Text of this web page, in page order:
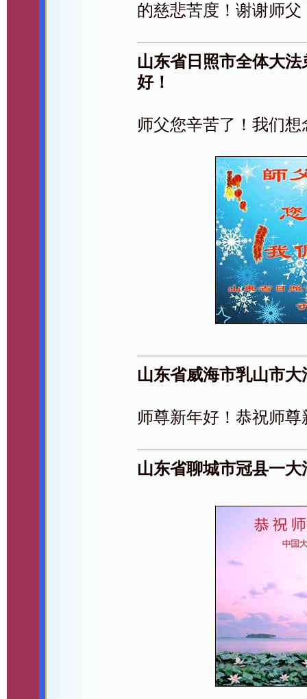
的慈悲苦度！谢谢师父
山东省日照市全体大
好！
师父您辛苦了！我们想
山东省威海市乳山市
师尊新年好！恭祝师
山东省聊城市冠县一